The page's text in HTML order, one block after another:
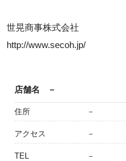
世晃商事株式会社
http://www.secoh.jp/
店舗名 －
住所 －
アクセス －
TEL －